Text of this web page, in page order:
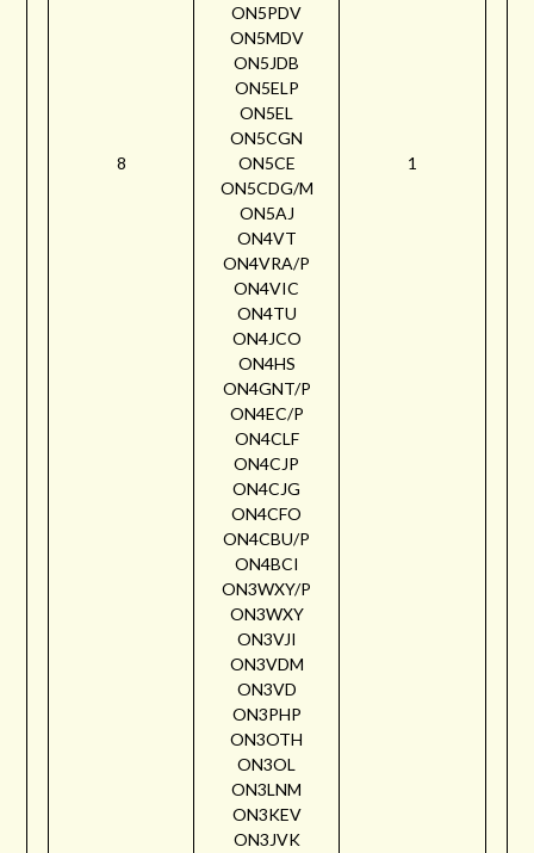
8
ON5PDV
ON5MDV
ON5JDB
ON5ELP
ON5EL
ON5CGN
ON5CE
ON5CDG/M
ON5AJ
ON4VT
ON4VRA/P
ON4VIC
ON4TU
ON4JCO
ON4HS
ON4GNT/P
ON4EC/P
ON4CLF
ON4CJP
ON4CJG
ON4CFO
ON4CBU/P
ON4BCI
ON3WXY/P
ON3WXY
ON3VJI
ON3VDM
ON3VD
ON3PHP
ON3OTH
ON3OL
ON3LNM
ON3KEV
ON3JVK
1